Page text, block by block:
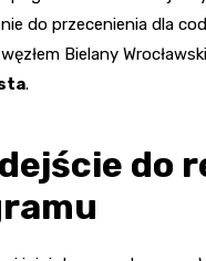
do przecenienia dla
Bielany
.
do